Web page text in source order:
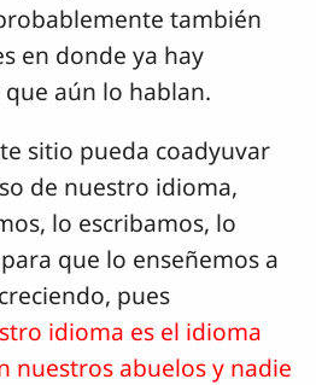
también
en donde ya hay
aún lo hablan.
sitio pueda coadyuvar
de nuestro idioma,
lo escribamos, lo
que lo enseñemos a
pues
idioma es el idioma
nuestros abuelos y nadie